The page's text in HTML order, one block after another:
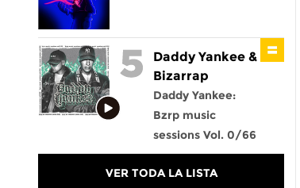
Daddy Yankee &
Bizarrap
Daddy Yankee:
Bzrp music
sessions Vol. 0/66
VER TODA LA LISTA